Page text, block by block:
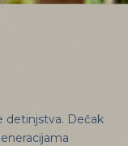
detinjstva. Dečak